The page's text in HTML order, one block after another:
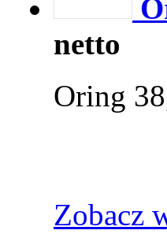
netto
Oring
Zobacz